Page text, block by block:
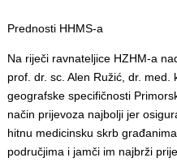
Prednosti HHMS-a
Na riječi ravnateljice HZHM-a
prof. dr. sc. Alen Ružić, dr.
geografske specifičnosti
način prijevoza najbolji jer
hitnu medicinsku skrb
područjima i jamči im najbrži